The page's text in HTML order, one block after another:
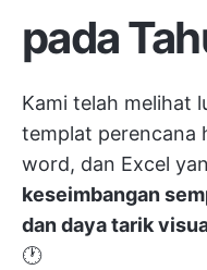
pada
Kami telah melihat
templat perencana
word, dan Excel
keseimbangan
dan daya tarik
🕐